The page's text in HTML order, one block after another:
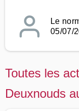
Le
05/07/
Toutes les
Deuxnouds